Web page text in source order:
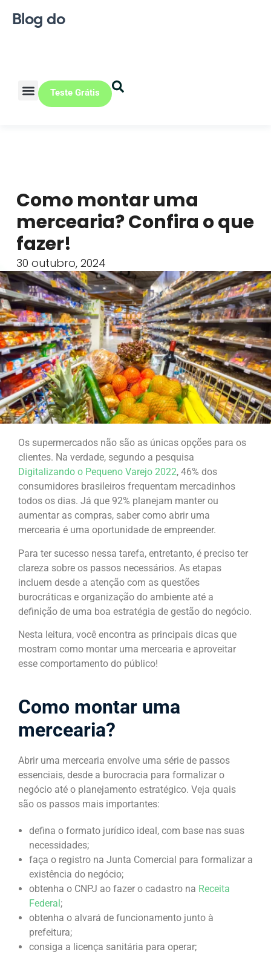
Blog do
Teste Grátis
Como montar uma
mercearia? Confira o que
fazer!
30 outubro, 2024
Os supermercados não são as únicas opções para os
clientes. Na verdade, segundo a pesquisa
Digitalizando o Pequeno Varejo 2022, 46% dos
consumidores brasileiros frequentam mercadinhos
todos os dias. Já que 92% planejam manter ou
aumentar as compras, saber como abrir uma
mercearia é uma oportunidade de empreender.
Para ter sucesso nessa tarefa, entretanto, é preciso ter
clareza sobre os passos necessários. As etapas
incluem desde a atenção com as questões
burocráticas e organização do ambiente até a
definição de uma boa estratégia de gestão do negócio.
Nesta leitura, você encontra as principais dicas que
mostram como montar uma mercearia e aproveitar
esse comportamento do público!
Como montar uma
mercearia?
Abrir uma mercearia envolve uma série de passos
essenciais, desde a burocracia para formalizar o
negócio até o planejamento estratégico. Veja quais
são os passos mais importantes:
defina o formato jurídico ideal, com base nas suas
necessidades;
faça o registro na Junta Comercial para formalizar a
existência do negócio;
obtenha o CNPJ ao fazer o cadastro na Receita
Federal;
obtenha o alvará de funcionamento junto à
prefeitura;
consiga a licença sanitária para operar;